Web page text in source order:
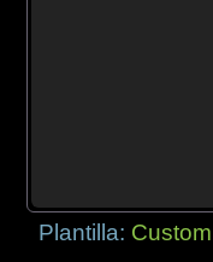
Plantilla: Custom